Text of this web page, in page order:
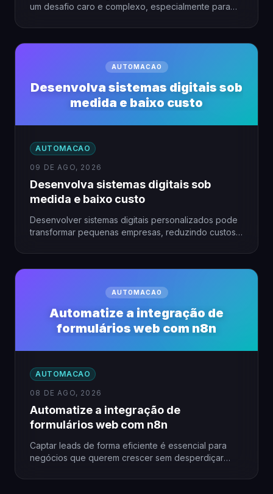
um desafio caro e complexo, especialmente para
AUTOMACAO
Desenvolva sistemas digitais sob
medida e baixo custo
AUTOMACAO
09 DE AGO, 2026
Desenvolva sistemas digitais sob
medida e baixo custo
Desenvolver sistemas digitais personalizados pode
transformar pequenas empresas, reduzindo custos
inacessível…
AUTOMACAO
Automatize a integração de
formulários web com n8n
AUTOMACAO
08 DE AGO, 2026
Automatize a integração de
formulários web com n8n
Captar leads de forma eficiente é essencial para
negócios que querem crescer sem desperdiçar